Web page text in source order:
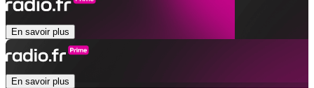
En savoir plus
En savoir plus